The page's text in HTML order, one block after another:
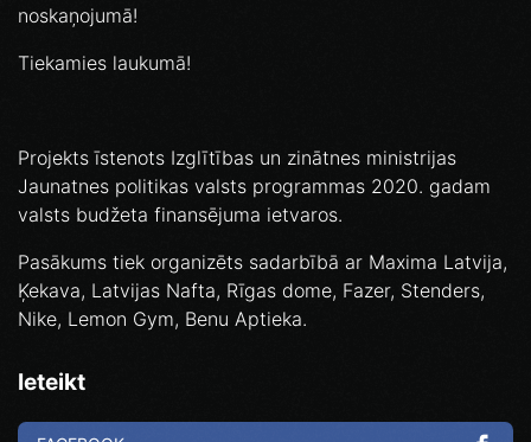
noskaņojumā!
Tiekamies laukumā!
Projekts īstenots Izglītības un zinātnes ministrijas
Jaunatnes politikas valsts programmas 2020. gadam
valsts budžeta finansējuma ietvaros.
Pasākums tiek organizēts sadarbībā ar Maxima Latvija,
Ķekava, Latvijas Nafta, Rīgas dome, Fazer, Stenders,
Nike, Lemon Gym, Benu Aptieka.
Ieteikt